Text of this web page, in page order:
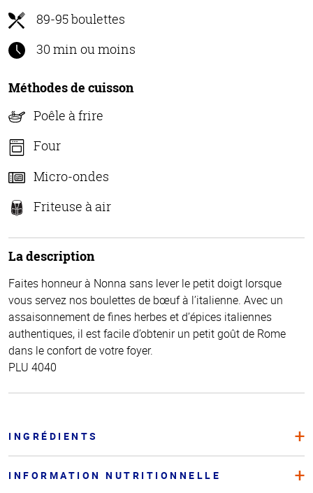
89-95 boulettes
30 min ou moins
Méthodes de cuisson
Poêle à frire
Four
Micro-ondes
Friteuse à air
La description
Faites honneur à Nonna sans lever le petit doigt lorsque
vous servez nos boulettes de bœuf à l’italienne. Avec un
assaisonnement de fines herbes et d’épices italiennes
authentiques, il est facile d’obtenir un petit goût de Rome
dans le confort de votre foyer.
PLU 4040
INGRÉDIENTS
INFORMATION NUTRITIONNELLE